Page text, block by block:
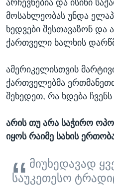
არჩევნებია და ისინი
მოსახლეობას უნდა
ხედვები შესთავაზონ და
ქართველი ხალხის
ამერიკელისთვის
ქართველებმა
შეხედეთ, რა ხდება
არის თუ არა საჭირო
იყოს რაიმე სახის
მიუხედავად
საუკეთესო